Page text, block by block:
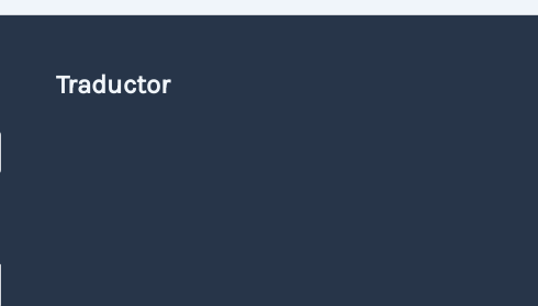
Traductor